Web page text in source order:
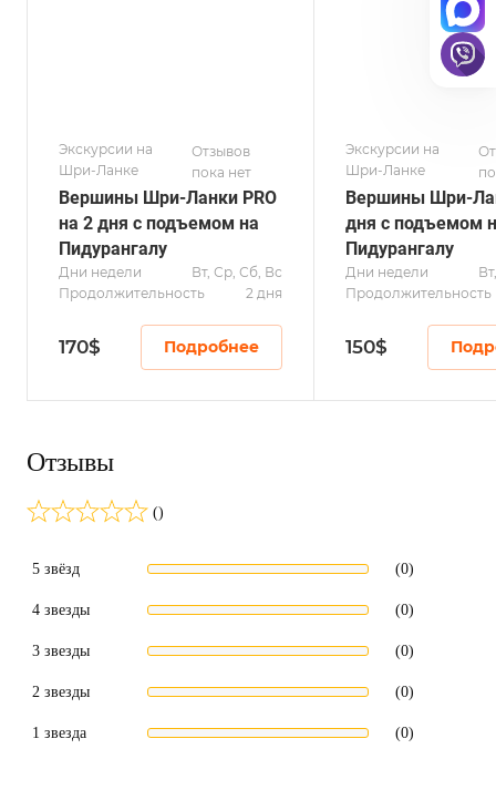
Экскурсии на
Шри-Ланке
Отзывов
пока нет
Вершины Шри-Ланки PRO
на 2 дня с подъемом на
Пидурангалу
Дни недели
Вт, Ср, Сб, Вс
Продолжительность
2 дня
170$ Подробнее
Экскурсии на
Шри-Ланке
Вершины Шри-
дня с подъемом
Пидурангалу
Дни недели
Продолжительность
150$
Отзывы
()
5 звёзд (0)
4 звезды (0)
3 звезды (0)
2 звезды (0)
1 звезда (0)